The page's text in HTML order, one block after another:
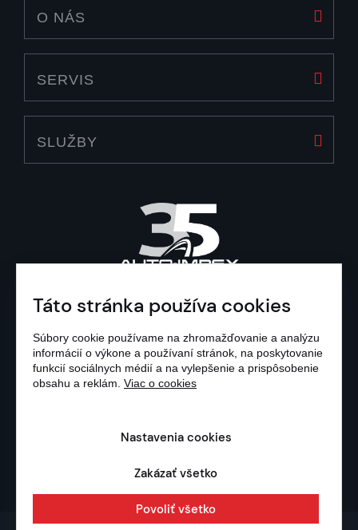
SLUŽBY
SERVIS
O NÁS
© 1991 - 2026 AUTO-
IMPEX, S.R.O.
ÚDAJOV|
NASTAVENIA COOKIES
Táto stránka používa cookies
Súbory cookie používame na zhromažďovanie a analýzu
informácií o výkone a používaní stránok, na poskytovanie
funkcií sociálnych médií a na vylepšenie a prispôsobenie
obsahu a reklám. Viac o cookies
Nastavenia cookies
Zakázať všetko
Povoliť všetko